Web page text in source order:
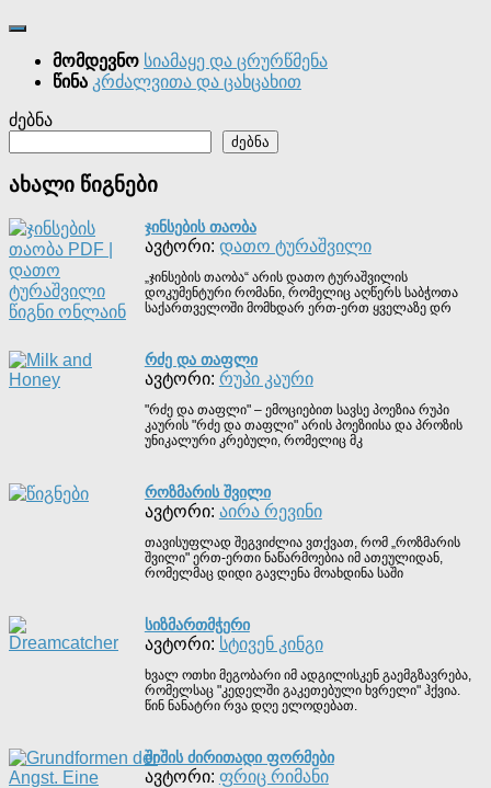
მომდევნო სიამაყე და ცრურწმენა
წინა კრძალვითა და ცახცახით
ძებნა
ძებნა
ახალი წიგნები
ᲯᲘᲜᲡᲔᲑᲘᲡ ᲗᲐᲝᲑᲐ
ავტორი: დათო ტურაშვილი
„ჯინსების თაობა“ არის დათო ტურაშვილის
დოკუმენტური რომანი, რომელიც აღწერს საბჭოთა
საქართველოში მომხდარ ერთ-ერთ ყველაზე დრ
ᲠᲫᲔ ᲓᲐ ᲗᲐᲤᲚᲘ
ავტორი: რუპი კაური
"რძე და თაფლი" – ემოციებით სავსე პოეზია რუპი
კაურის "რძე და თაფლი" არის პოეზიისა და პროზის
უნიკალური კრებული, რომელიც მკ
ᲠᲝᲖᲛᲐᲠᲘᲡ ᲨᲕᲘᲚᲘ
ავტორი: აირა რევინი
თავისუფლად შეგვიძლია ვთქვათ, რომ „როზმარის
შვილი" ერთ-ერთი ნაწარმოებია იმ ათეულიდან,
რომელმაც დიდი გავლენა მოახდინა საში
ᲡᲘᲖᲛᲐᲠᲗᲛᲭᲔᲠᲘ
ავტორი: სტივენ კინგი
ხვალ ოთხი მეგობარი იმ ადგილისკენ გაემგზავრება,
რომელსაც "კედელში გაკეთებული ხვრელი" ჰქვია.
წინ ნანატრი რვა დღე ელოდებათ.
ᲨᲘᲨᲘᲡ ᲫᲘᲠᲘᲗᲐᲓᲘ ᲤᲝᲠᲛᲔᲑᲘ
ავტორი: ფრიც რიმანი